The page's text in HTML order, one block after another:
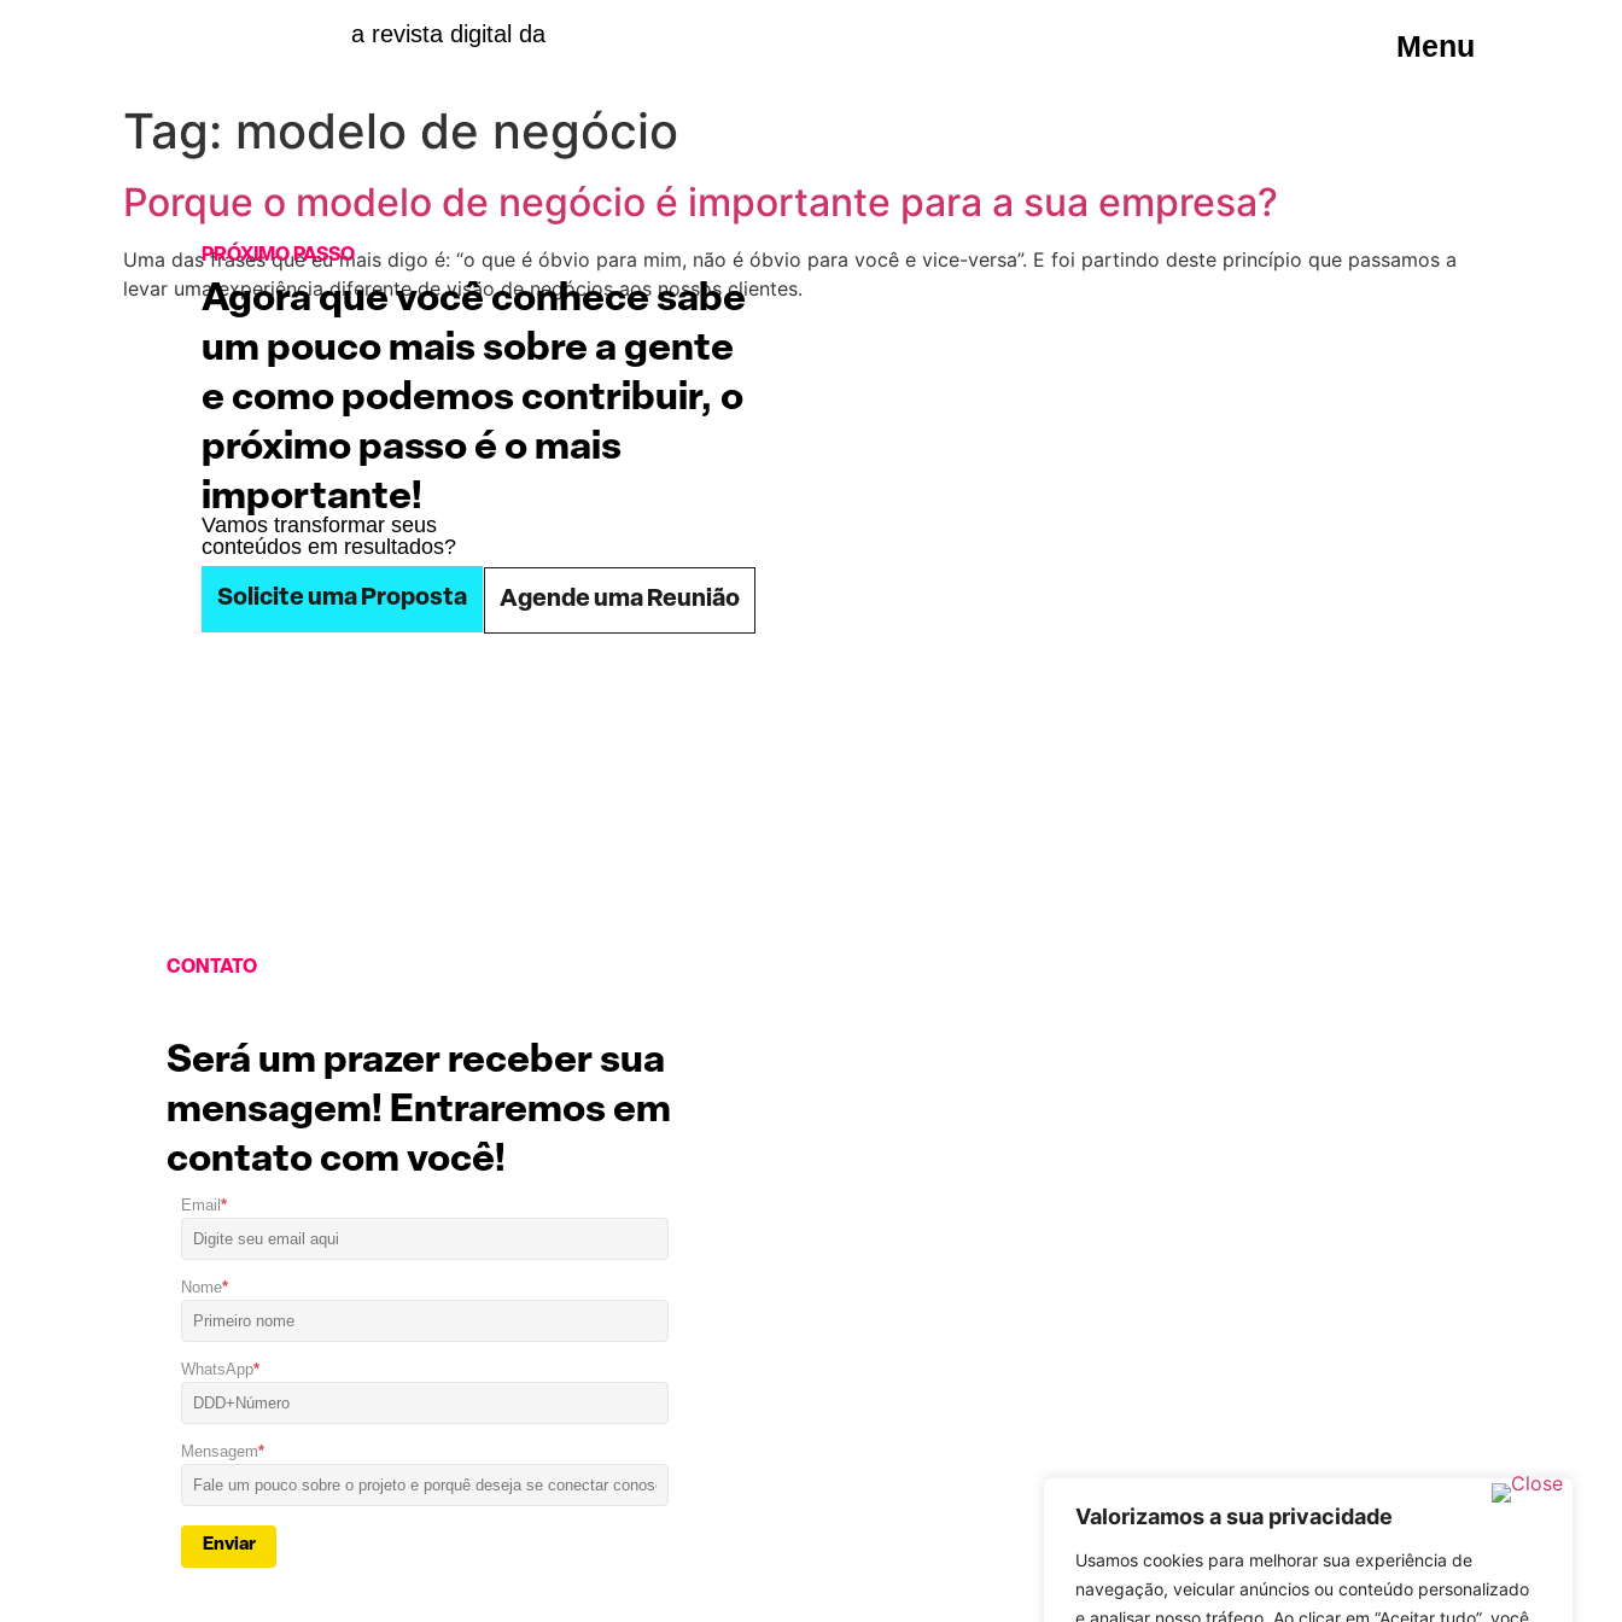
Valorizamos a sua privacidade
Usamos cookies para melhorar sua experiência de
navegação, veicular anúncios ou conteúdo personalizado
e analisar nosso tráfego. Ao clicar em “Aceitar tudo”, você
a revista digital da Menu
Tag: modelo de negócio
Porque o modelo de negócio é importante para a sua empresa?
Uma das frases que eu mais digo é: “o que é óbvio para mim, não é óbvio para você e vice-versa”. E foi partindo deste princípio que passamos a
levar uma experiência diferente de visão de negócios aos nossos clientes.
PRÓXIMO PASSO
Agora que você conhece sabe
um pouco mais sobre a gente
e como podemos contribuir, o
próximo passo é o mais
importante!
Vamos transformar seus
conteúdos em resultados?
Solicite uma Proposta Agende uma Reunião
CONTATO
Será um prazer receber sua
mensagem! Entraremos em
contato com você!
Email *
Nome*
WhatsApp*
Mensagem*
Enviar